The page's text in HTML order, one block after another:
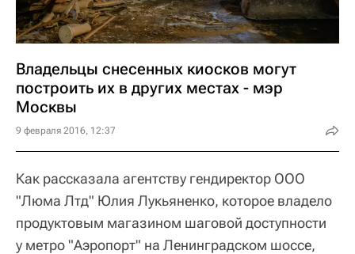
Владельцы снесенных киосков могут
построить их в других местах - мэр
Москвы
9 февраля 2016, 12:37
Как рассказала агентству гендиректор ООО
"Люма Лтд" Юлия Лукьяненко, которое владело
продуктовым магазином шаговой доступности
у метро "Аэропорт" на Ленинградском шоссе,